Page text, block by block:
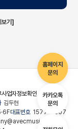
홈페이지
문의
카카오톡
문의
보기]
사업자정보확인
김두현
대표번호 1577-2507